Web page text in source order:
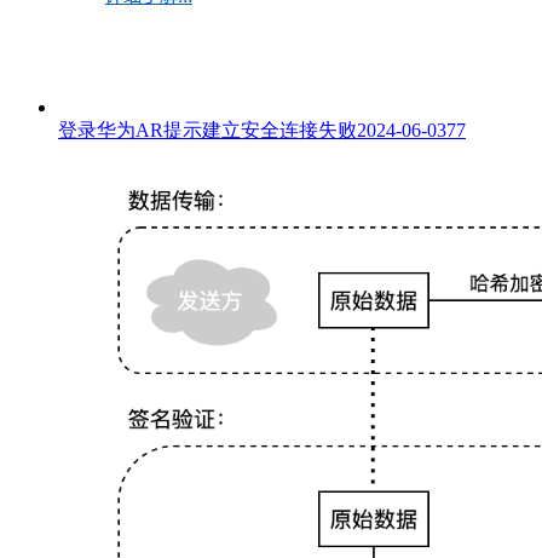
登录华为AR提示建立安全连接失败2024-06-0377